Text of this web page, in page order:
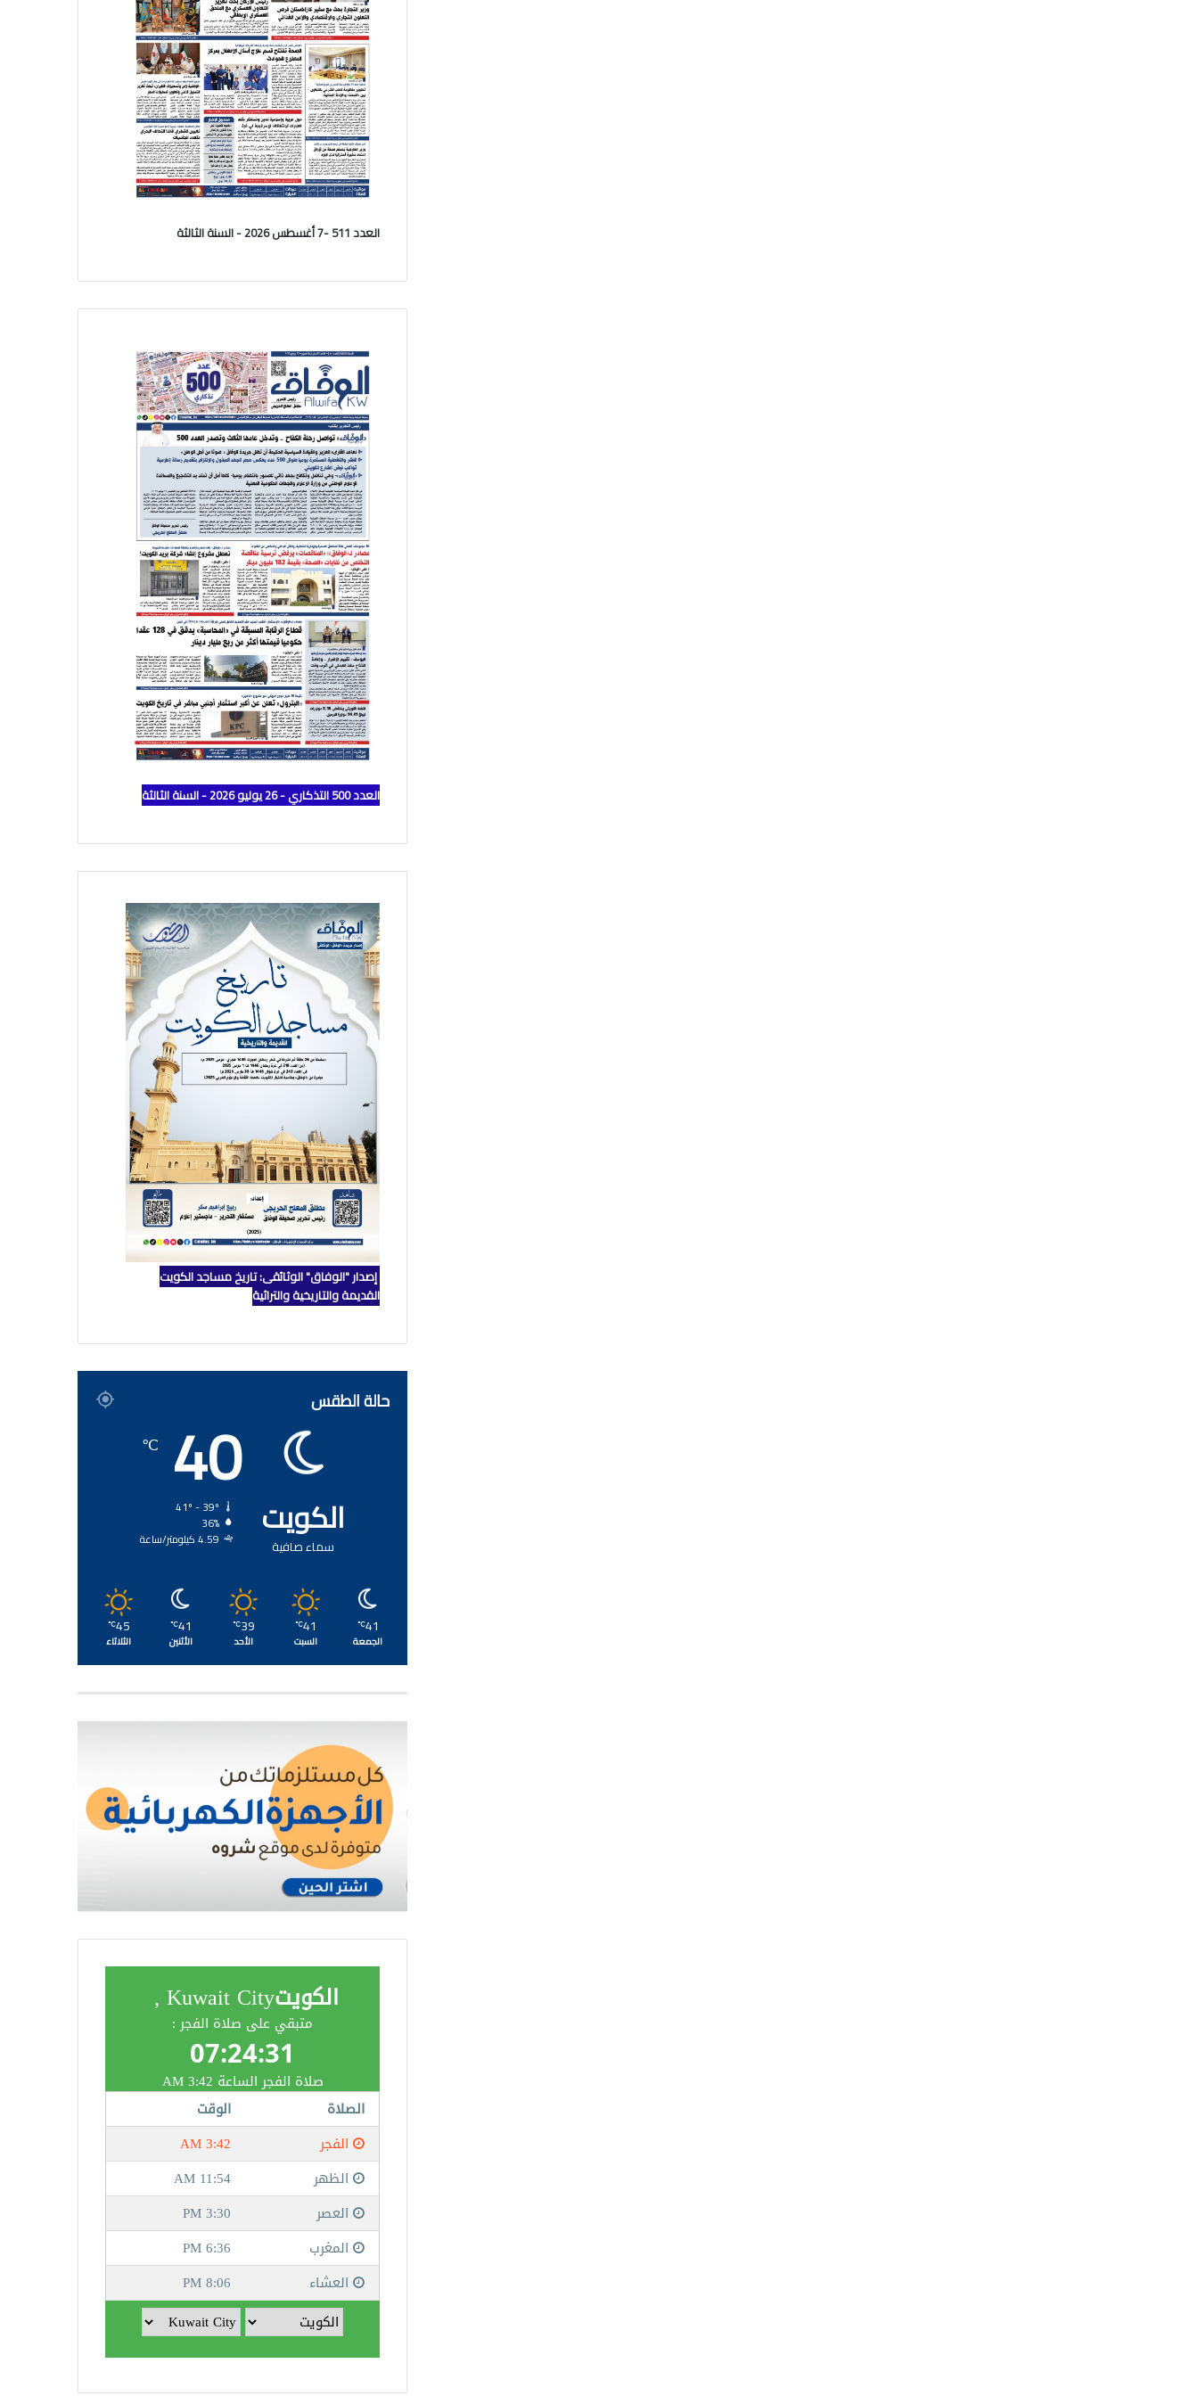
العدد 511 -7 أغسطس 2026 - السنة الثالثة
العدد 500 التذكاري - 26 يوليو 2026 - السنة الثالثة
إصدار "الوفاق" الوثائقي: تاريخ مساجد الكويت
القديمة والتاريخية والتراثية
حالة الطقس
الكويت
سماء صافية
40
℃
36%
4.59 كيلومتر/ساعة
41
℃
الجمعة
41
℃
السبت
39
℃
الأحد
41
℃
الأثنين
45
℃
الثلاثاء